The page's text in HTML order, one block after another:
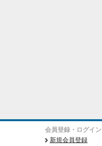
会員登録・ログイン
新規会員登録